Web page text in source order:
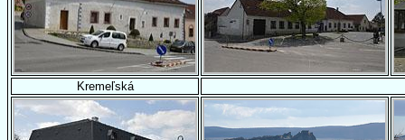
Kremeľská